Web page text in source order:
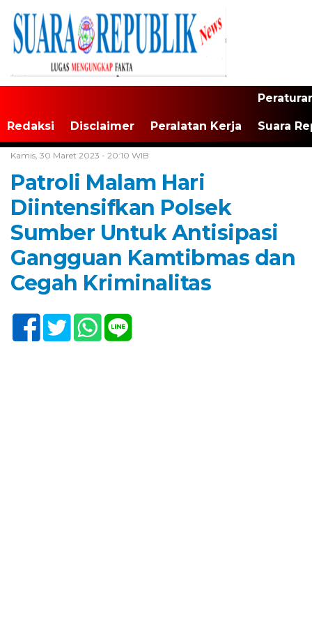
Redaksi Disclaimer Peralatan Kerja Suara
Kamis, 30 Maret 2023 - 20:10 WIB
Patroli Malam Hari
Diintensifkan Polsek
Sumber Untuk Antisipasi
Gangguan Kamtibmas dan
Cegah Kriminalitas